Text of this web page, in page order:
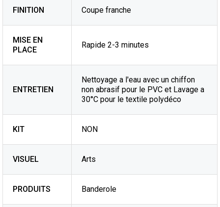
FINITION Coupe franche
MISE EN
PLACE
Rapide 2-3 minutes
ENTRETIEN
Nettoyage a l'eau avec un chiffon
non abrasif pour le PVC et Lavage a
30°C pour le textile polydéco
KIT NON
VISUEL Arts
PRODUITS Banderole